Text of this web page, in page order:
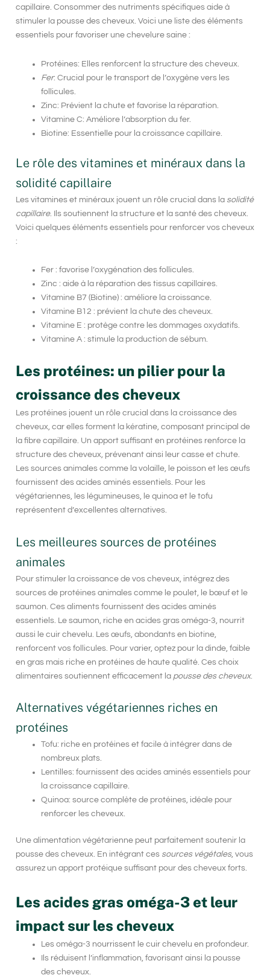
capillaire. Consommer des nutriments spécifiques aide à
stimuler la pousse des cheveux. Voici une liste des éléments
essentiels pour favoriser une chevelure saine :
Protéines: Elles renforcent la structure des cheveux.
Fer: Crucial pour le transport de l’oxygène vers les
follicules.
Zinc: Prévient la chute et favorise la réparation.
Vitamine C: Améliore l’absorption du fer.
Biotine: Essentielle pour la croissance capillaire.
Le rôle des vitamines et minéraux dans la
solidité capillaire
Les vitamines et minéraux jouent un rôle crucial dans la solidité
capillaire. Ils soutiennent la structure et la santé des cheveux.
Voici quelques éléments essentiels pour renforcer vos cheveux
:
Fer : favorise l’oxygénation des follicules.
Zinc : aide à la réparation des tissus capillaires.
Vitamine B7 (Biotine) : améliore la croissance.
Vitamine B12 : prévient la chute des cheveux.
Vitamine E : protège contre les dommages oxydatifs.
Vitamine A : stimule la production de sébum.
Les protéines: un pilier pour la
croissance des cheveux
Les protéines jouent un rôle crucial dans la croissance des
cheveux, car elles forment la kératine, composant principal de
la fibre capillaire. Un apport suffisant en protéines renforce la
structure des cheveux, prévenant ainsi leur casse et chute.
Les sources animales comme la volaille, le poisson et les œufs
fournissent des acides aminés essentiels. Pour les
végétariennes, les légumineuses, le quinoa et le tofu
représentent d’excellentes alternatives.
Les meilleures sources de protéines
animales
Pour stimuler la croissance de vos cheveux, intégrez des
sources de protéines animales comme le poulet, le bœuf et le
saumon. Ces aliments fournissent des acides aminés
essentiels. Le saumon, riche en acides gras oméga-3, nourrit
aussi le cuir chevelu. Les œufs, abondants en biotine,
renforcent vos follicules. Pour varier, optez pour la dinde, faible
en gras mais riche en protéines de haute qualité. Ces choix
alimentaires soutiennent efficacement la pousse des cheveux.
Alternatives végétariennes riches en
protéines
Tofu: riche en protéines et facile à intégrer dans de
nombreux plats.
Lentilles: fournissent des acides aminés essentiels pour
la croissance capillaire.
Quinoa: source complète de protéines, idéale pour
renforcer les cheveux.
Une alimentation végétarienne peut parfaitement soutenir la
pousse des cheveux. En intégrant ces sources végétales, vous
assurez un apport protéique suffisant pour des cheveux forts.
Les acides gras oméga-3 et leur
impact sur les cheveux
Les oméga-3 nourrissent le cuir chevelu en profondeur.
Ils réduisent l’inflammation, favorisant ainsi la pousse
des cheveux.